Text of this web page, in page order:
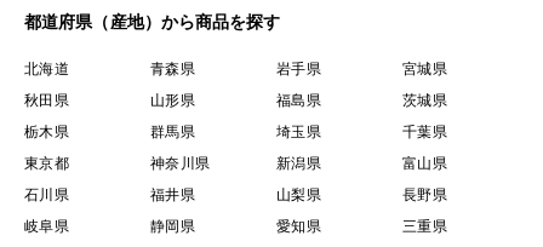
も多少前後する場合がございます。
・台風、新型コロナウイルスによる減便等によりご指定
日、ご指定時間にお届け出来ない場合が
ございます。予めご了承下さい。
・配達指定日にお受け取りになられない場合は、品質保
証はできません。予めご了承下さい。
都道府県（産地）から商品を探す
北海道 青森県 岩手県
宮城県
秋田県
山形県 福島県
茨城県
栃木県
群馬県 埼玉県
千葉県
東京都
神奈川県 新潟県
富山県
石川県
福井県 山梨県
長野県
岐阜県
静岡県 愛知県
三重県